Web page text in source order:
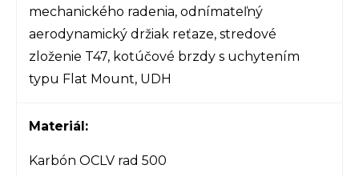
mechanického radenia, odnímateľný
aerodynamický držiak reťaze, stredové
zloženie T47, kotúčové brzdy s uchytením
typu Flat Mount, UDH
Materiál:
Karbón OCLV rad 500